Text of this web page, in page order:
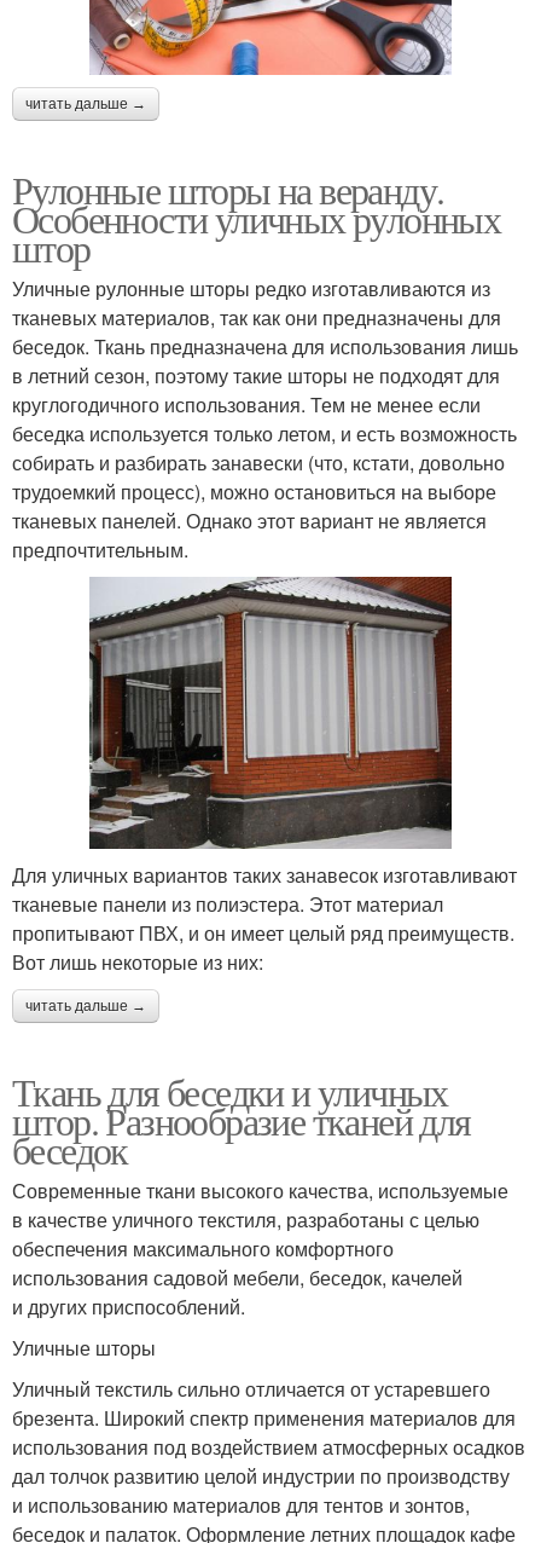
читать дальше →
Рулонные шторы на веранду.
Особенности уличных рулонных
штор
Уличные рулонные шторы редко изготавливаются из
тканевых материалов, так как они предназначены для
беседок. Ткань предназначена для использования лишь
в летний сезон, поэтому такие шторы не подходят для
круглогодичного использования. Тем не менее если
беседка используется только летом, и есть возможность
собирать и разбирать занавески (что, кстати, довольно
трудоемкий процесс), можно остановиться на выборе
тканевых панелей. Однако этот вариант не является
предпочтительным.
Для уличных вариантов таких занавесок изготавливают
тканевые панели из полиэстера. Этот материал
пропитывают ПВХ, и он имеет целый ряд преимуществ.
Вот лишь некоторые из них:
читать дальше →
Ткань для беседки и уличных
штор. Разнообразие тканей для
беседок
Современные ткани высокого качества, используемые
в качестве уличного текстиля, разработаны с целью
обеспечения максимального комфортного
использования садовой мебели, беседок, качелей
и других приспособлений.
Уличные шторы
Уличный текстиль сильно отличается от устаревшего
брезента. Широкий спектр применения материалов для
использования под воздействием атмосферных осадков
дал толчок развитию целой индустрии по производству
и использованию материалов для тентов и зонтов,
беседок и палаток. Оформление летних площадок кафе